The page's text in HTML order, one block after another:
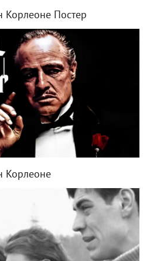
Корлеоне Постер
Корлеоне